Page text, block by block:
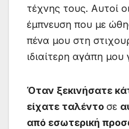
τέχνης τους. Αυτοί
έμπνευση που με
πένα μου στη
ιδιαίτερη αγάπη μου
Όταν ξεκινήσατε
είχατε ταλέντο σε
από εσωτερική